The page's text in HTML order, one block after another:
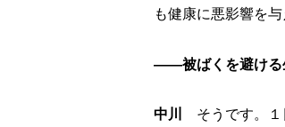
も健康に悪影響を
――被ばくを避ける
中川
そうです。１